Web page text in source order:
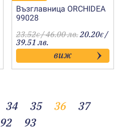
Възглавница ORCHIDEA
99028
23.52€/ 46.00 лв.20.20€ /
39.51 лв.
виж
34 35 36
37
92 93